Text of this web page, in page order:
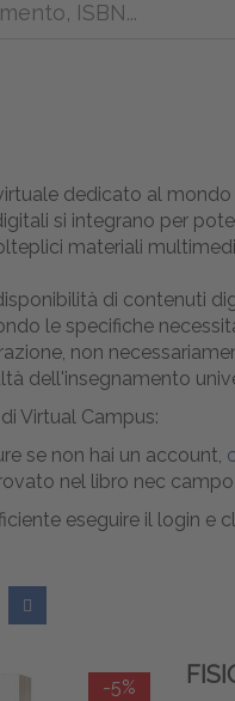
dedicato al
si integrano per
materiali
di contenuti
le specifiche
non
dell'insegnamento
Virtual Campus:
se non hai un account,
nel libro nec
eseguire il login e
-5%